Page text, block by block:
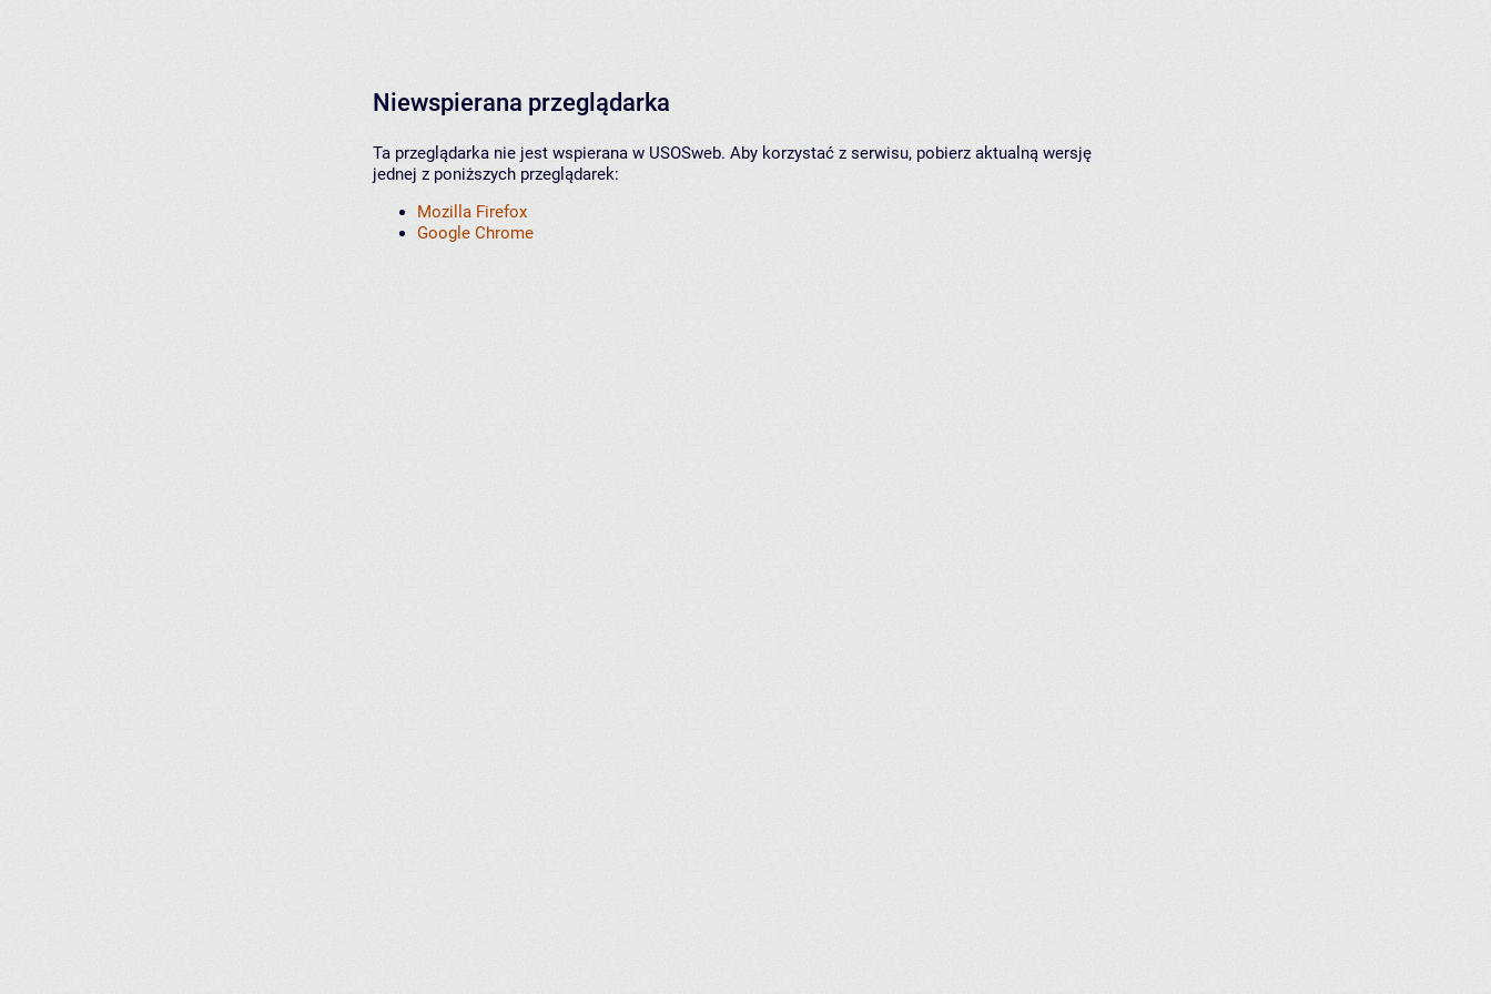
Niewspierana przeglądarka
Ta przeglądarka nie jest wspierana w USOSweb. Aby korzystać z serwisu, pobierz aktualną wersję
jednej z poniższych przeglądarek:
Mozilla Firefox
Google Chrome